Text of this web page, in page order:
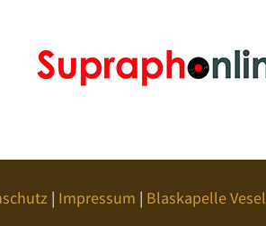
| Impressum | Blaskapelle